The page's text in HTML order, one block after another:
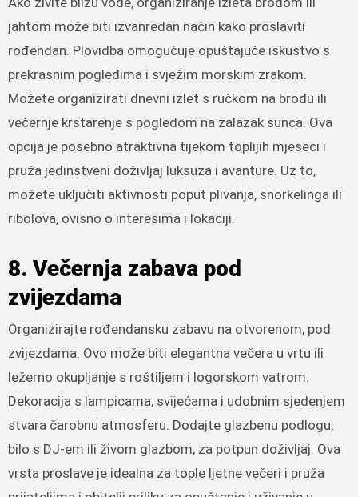
jahtom može biti izvanredan način kako proslaviti
rođendan. Plovidba omogućuje opuštajuće iskustvo s
prekrasnim pogledima i svježim morskim zrakom.
Možete organizirati dnevni izlet s ručkom na brodu ili
večernje krstarenje s pogledom na zalazak sunca. Ova
opcija je posebno atraktivna tijekom toplijih mjeseci i
pruža jedinstveni doživljaj luksuza i avanture. Uz to,
možete uključiti aktivnosti poput plivanja, snorkelinga ili
ribolova, ovisno o interesima i lokaciji.
8. Večernja zabava pod
zvijezdama
Organizirajte rođendansku zabavu na otvorenom, pod
zvijezdama. Ovo može biti elegantna večera u vrtu ili
ležerno okupljanje s roštiljem i logorskom vatrom.
Dekoracija s lampicama, svijećama i udobnim sjedenjem
stvara čarobnu atmosferu. Dodajte glazbenu podlogu,
bilo s DJ-em ili živom glazbom, za potpun doživljaj. Ova
vrsta proslave je idealna za tople ljetne večeri i pruža